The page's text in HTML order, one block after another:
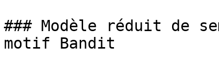
### Modèle réduit de
motif Bandit